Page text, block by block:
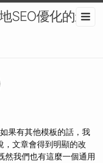
SEO優化的影
果有其他模板的話，我
，文章會得到明顯的改
然我們也有這麼一個通用